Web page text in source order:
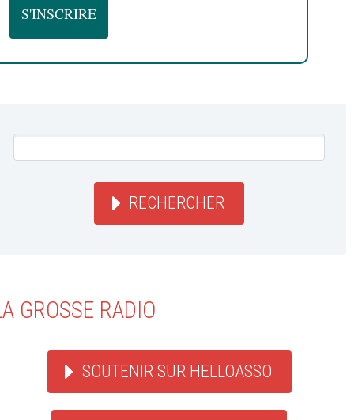
RECHERCHER
GROSSE RADIO
SOUTENIR SUR HELLOASSO